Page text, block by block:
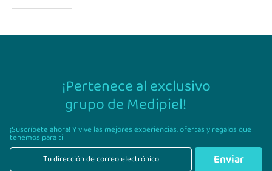
¡Pertenece al exclusivo
grupo de Medipiel!
¡Suscríbete ahora! Y vive las mejores experiencias,ofertas y regalos que
tenemos para ti
Enviar